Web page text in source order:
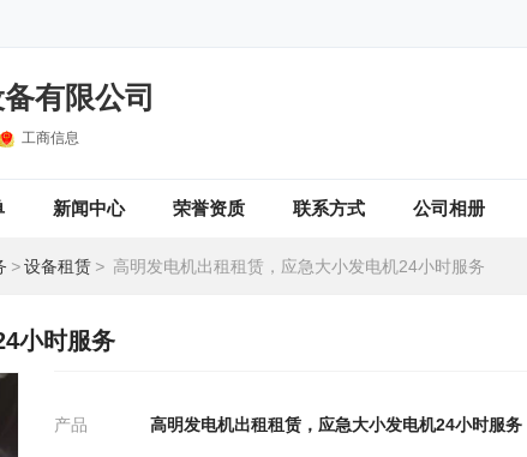
有限公司
工商信息
新闻中心 荣誉资质 联系方式 公司相册
>设备租赁 > 高明发电机出租租赁，应急大小发电机24小时服务
小时服务
产品 高明发电机出租租赁，应急大小发电机24小时服务